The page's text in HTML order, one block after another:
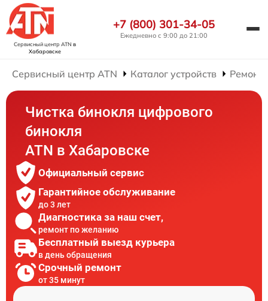
Сервисный центр ATN в
Хабаровске
+7 (800) 301-34-05
Ежедневно с 9:00 до 21:00
Сервисный центр ATN Каталог устройств Ремонт
Чистка бинокля цифрового
бинокля
ATN в Хабаровске
Официальный сервис
Гарантийное обслуживание
до 3 лет
Диагностика за наш счет,
ремонт по желанию
Бесплатный выезд курьера
в день обращения
Срочный ремонт
от 35 минут